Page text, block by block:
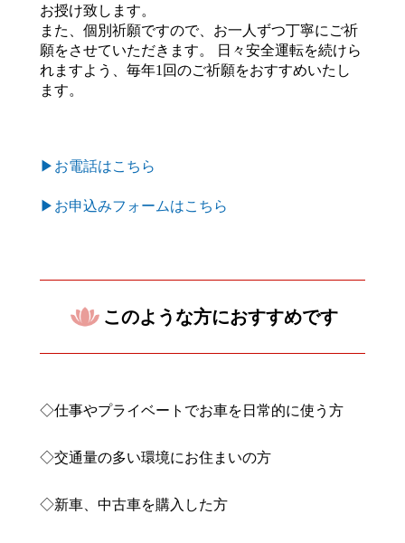
お授け致します。
また、個別祈願ですので、お一人ずつ丁寧にご祈
願をさせていただきます。 日々安全運転を続けら
れますよう、毎年1回のご祈願をおすすめいたし
ます。
▶お電話はこちら
▶お申込みフォームはこちら
このような方におすすめです
◇仕事やプライベートでお車を日常的に使う方
◇交通量の多い環境にお住まいの方
◇新車、中古車を購入した方